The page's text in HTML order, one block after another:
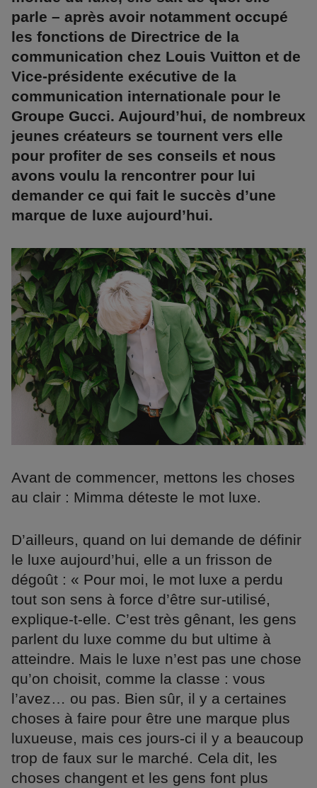
parle – après avoir notamment occupé
les fonctions de Directrice de la
communication chez Louis Vuitton et de
Vice-présidente exécutive de la
communication internationale pour le
Groupe Gucci. Aujourd’hui, de nombreux
jeunes créateurs se tournent vers elle
pour profiter de ses conseils et nous
avons voulu la rencontrer pour lui
demander ce qui fait le succès d’une
marque de luxe aujourd’hui.
Avant de commencer, mettons les choses
au clair : Mimma déteste le mot luxe.
D’ailleurs, quand on lui demande de définir
le luxe aujourd’hui, elle a un frisson de
dégoût : « Pour moi, le mot luxe a perdu
tout son sens à force d’être sur-utilisé,
explique-t-elle. C’est très gênant, les gens
parlent du luxe comme du but ultime à
atteindre. Mais le luxe n’est pas une chose
qu’on choisit, comme la classe : vous
l’avez… ou pas. Bien sûr, il y a certaines
choses à faire pour être une marque plus
luxueuse, mais ces jours-ci il y a beaucoup
trop de faux sur le marché. Cela dit, les
choses changent et les gens font plus